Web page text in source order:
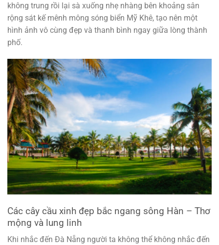
không trung rồi lại sà xuống nhẹ nhàng bên khoảng sân
rộng sát kế mênh mông sóng biển Mỹ Khê, tạo nên một
hình ảnh vô cùng đẹp và thanh bình ngay giữa lòng thành
phố.
Các cây cầu xinh đẹp bắc ngang sông Hàn – Thơ
mộng và lung linh
Khi nhắc đến Đà Nẵng người ta không thể không nhắc đến